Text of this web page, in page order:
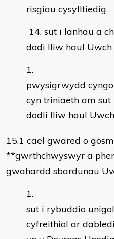
risgiau cysylltiedig
14. sut i lanhau a
dodi lliw haul Uwch
pwysigrwydd
cyn triniaeth am
dodli lliw haul
15.1 cael gwared o
**gwrthchwyswyr a
gwahardd sbardunau
sut i rybuddio
cyfreithiol ar